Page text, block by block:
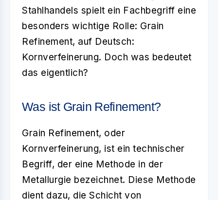
Stahlhandels spielt ein Fachbegriff eine
besonders wichtige Rolle: Grain
Refinement, auf Deutsch:
Kornverfeinerung. Doch was bedeutet
das eigentlich?
Was ist Grain Refinement?
Grain Refinement, oder
Kornverfeinerung, ist ein technischer
Begriff, der eine Methode in der
Metallurgie bezeichnet. Diese Methode
dient dazu, die Schicht von